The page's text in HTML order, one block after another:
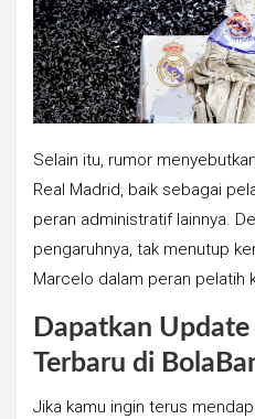
Selain itu, rumor
Real Madrid, baik sebagai
peran administratif lainnya.
pengaruhnya, tak menutup
Marcelo dalam peran pelatih
Dapatkan Update
Terbaru di
Jika kamu ingin terus